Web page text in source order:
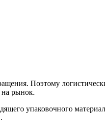
Поэтому
на рынок.
упаковочного